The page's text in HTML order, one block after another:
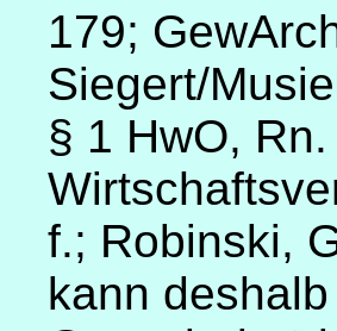
179;
Siegert/
§ 1 HwO,
f.; Robinski,
kann